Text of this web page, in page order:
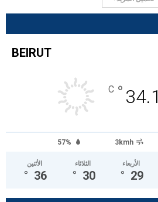
BEIRUT
34.1
°
C
57% 3kmh
الأثنين
36
°
الثلاثاء
30
°
الأربعاء
29
°